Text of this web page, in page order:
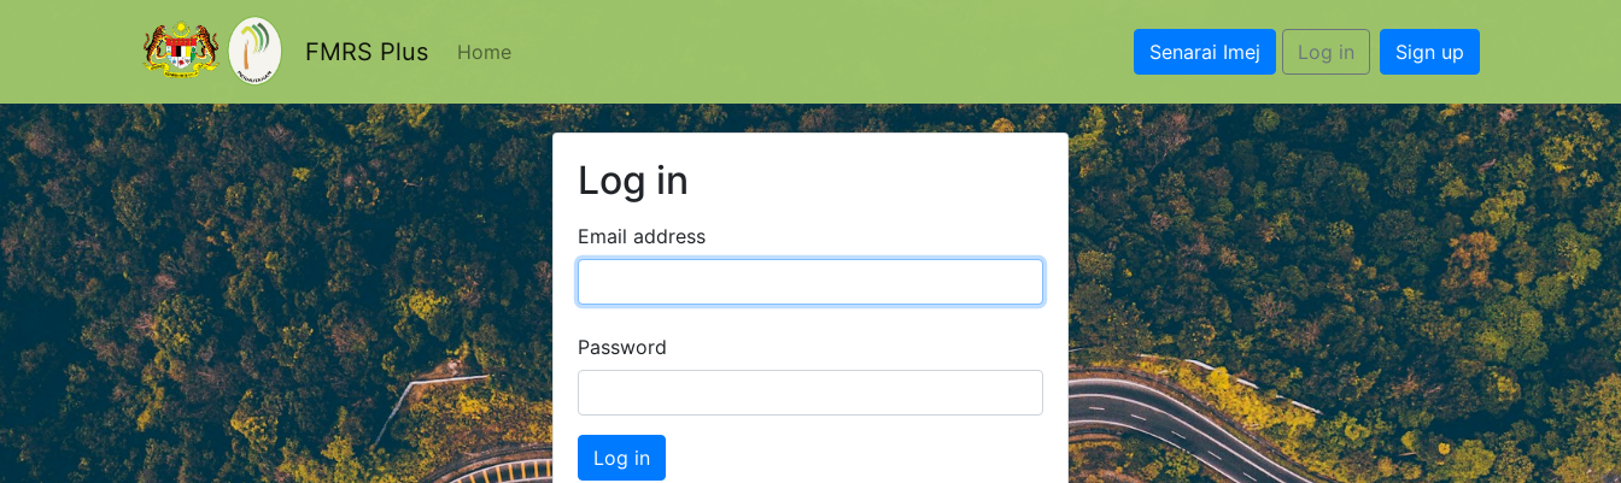
FMRS Plus Home Senarai Imej Log in Sign up
Log in
Email address
Password
Log in